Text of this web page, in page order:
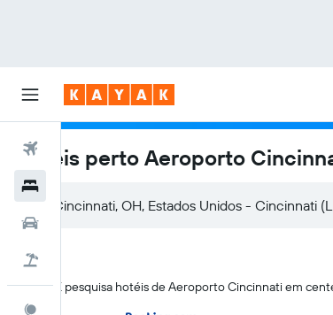
Voos
Hotéis perto Aeroporto
A KAYAK pesquisa hotéis de Aeroporto Cincinnati em